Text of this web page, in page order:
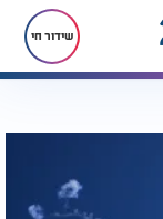
שידור חי